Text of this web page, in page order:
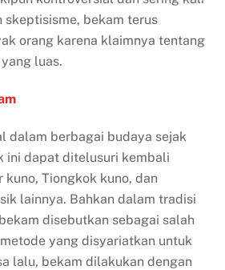
skeptisisme, bekam terus
orang karena klaimnya tentang
luas.
dalam berbagai budaya sejak
ini dapat ditelusuri kembali
kuno, Tiongkok kuno, dan
lainnya. Bahkan dalam tradisi
disebutkan sebagai salah
yang disyariatkan untuk
lalu, bekam dilakukan dengan